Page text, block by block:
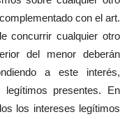
con el art.
concurrir cualquier otro
del menor deberán
a este interés,
presentes. En
los intereses legítimos